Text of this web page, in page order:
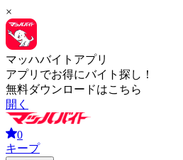
×
マッハバイトアプリ
アプリでお得にバイト探し！
無料ダウンロードはこちら
開く
0
キープ